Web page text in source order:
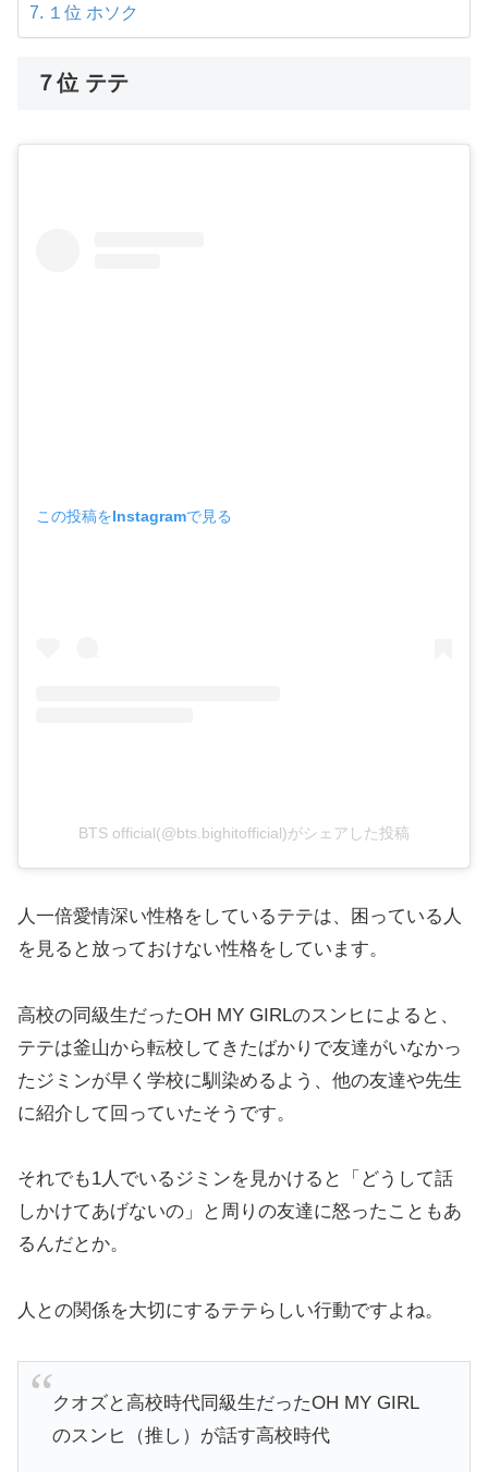
１位 ホソク
７位 テテ
この投稿をInstagramで見る
BTS official(@bts.bighitofficial)がシェアした投稿
人一倍愛情深い性格をしているテテは、困っている人
を見ると放っておけない性格をしています。
高校の同級生だったOH MY GIRLのスンヒによると、
テテは釜山から転校してきたばかりで友達がいなかっ
たジミンが早く学校に馴染めるよう、他の友達や先生
に紹介して回っていたそうです。
それでも1人でいるジミンを見かけると「どうして話
しかけてあげないの」と周りの友達に怒ったこともあ
るんだとか。
人との関係を大切にするテテらしい行動ですよね。
クオズと高校時代同級生だったOH MY GIRL
のスンヒ（推し）が話す高校時代